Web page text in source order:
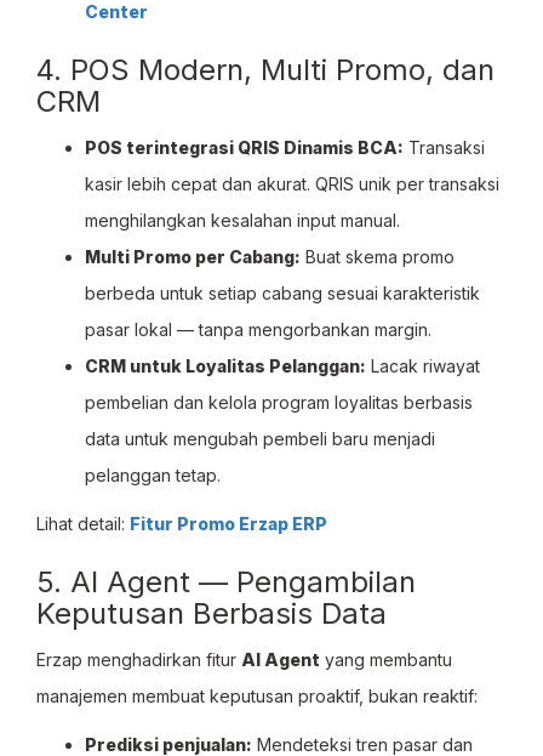
Center
4. POS Modern, Multi Promo, dan
CRM
POS terintegrasi QRIS Dinamis BCA: Transaksi
kasir lebih cepat dan akurat. QRIS unik per transaksi
menghilangkan kesalahan input manual.
Multi Promo per Cabang: Buat skema promo
berbeda untuk setiap cabang sesuai karakteristik
pasar lokal — tanpa mengorbankan margin.
CRM untuk Loyalitas Pelanggan: Lacak riwayat
pembelian dan kelola program loyalitas berbasis
data untuk mengubah pembeli baru menjadi
pelanggan tetap.
Lihat detail: Fitur Promo Erzap ERP
5. AI Agent — Pengambilan
Keputusan Berbasis Data
Erzap menghadirkan fitur AI Agent yang membantu
manajemen membuat keputusan proaktif, bukan reaktif:
Prediksi penjualan: Mendeteksi tren pasar dan